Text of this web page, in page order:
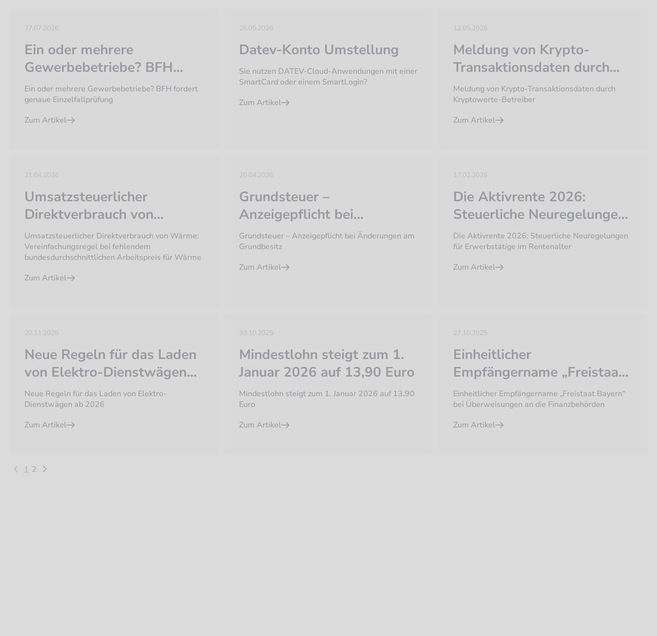
27.07.2026
Ein oder mehrere
Gewerbebetriebe? BFH
fordert genaue
Einzelfallprüfung
Ein oder mehrere Gewerbebetriebe? BFH fordert
genaue Einzelfallprüfung
Zum Artikel
26.05.2026
Datev-Konto Umstellung
Sie nutzen DATEV-Cloud-Anwendungen mit einer
SmartCard oder einem SmartLogin?
Zum Artikel
12.05.2026
Meldung von Krypto-
Transaktionsdaten durch
Kryptowerte-Betreiber
Meldung von Krypto-Transaktionsdaten durch
Kryptowerte-Betreiber
Zum Artikel
21.04.2026
Umsatzsteuerlicher
Direktverbrauch von
Wärme:
Vereinfachungsregel bei
bundesdurchschnittlichen
Umsatzsteuerlicher Direktverbrauch von Wärme:
Vereinfachungsregel bei fehlendem
bundesdurchschnittlichen Arbeitspreis für Wärme
Zum Artikel
20.04.2026
Grundsteuer –
Anzeigepflicht bei
Änderungen am
Grundbesitz
Grundsteuer – Anzeigepflicht bei Änderungen am
Grundbesitz
Zum Artikel
17.02.2026
Die Aktivrente 2026:
Steuerliche Neuregelungen
für Erwerbstätige im
Rentenalter
Die Aktivrente 2026: Steuerliche Neuregelungen
für Erwerbstätige im Rentenalter
Zum Artikel
20.11.2025
Neue Regeln für das Laden
von Elektro-Dienstwägen
ab 2026
Neue Regeln für das Laden von Elektro-
Dienstwägen ab 2026
Zum Artikel
30.10.2025
Mindestlohn steigt zum 1.
Januar 2026 auf 13,90 Euro
Mindestlohn steigt zum 1. Januar 2026 auf 13,90
Euro
Zum Artikel
27.10.2025
Einheitlicher
Empfängername „Freistaat
Bayern“ bei Überweisungen
an die Finanzbehörden
Einheitlicher Empfängername „Freistaat Bayern“
bei Überweisungen an die Finanzbehörden
Zum Artikel
1 2